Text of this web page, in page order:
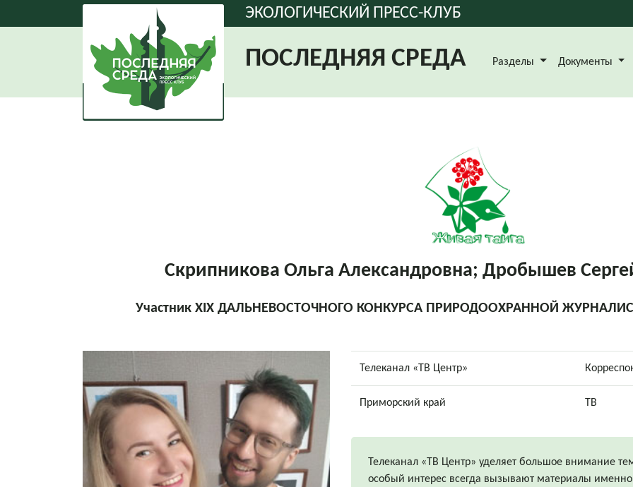
ЭКОЛОГИЧЕСКИЙ ПРЕСС-КЛУБ
ПОСЛЕДНЯЯ СРЕДА Разделы Документы
Скрипникова Ольга Александровна; Дробышев
Участник XIX ДАЛЬНЕВОСТОЧНОГО КОНКУРСА ПРИРОДООХРАННОЙ
Телеканал «ТВ Центр»
Приморский край ТВ
Телеканал «ТВ Центр» уделяет большое внимание
особый интерес всегда вызывают материалы